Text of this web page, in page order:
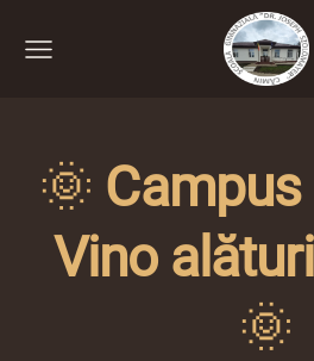
🌞 Campus
Vino
🌞